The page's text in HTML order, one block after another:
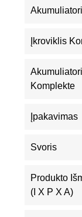
Įkroviklis
Komplekte
Įpakavimas
Svoris
Produkto
(I X P X A)